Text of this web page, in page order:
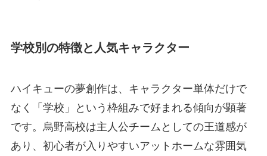
学校別の特徴と人気キャラクター
ハイキューの夢創作は、キャラクター単体だけで
なく「学校」という枠組みで好まれる傾向が顕著
です。烏野高校は主人公チームとしての王道感が
あり、初心者が入りやすいアットホームな雰囲気